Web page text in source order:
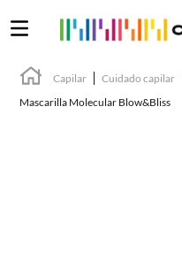
Capilar Cuidado capilar
Mascarilla Molecular Blow&Bliss